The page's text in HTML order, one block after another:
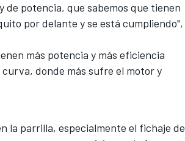
de potencia, que sabemos que tienen
por delante y se está cumpliendo",
más potencia y más eficiencia
donde más sufre el motor y
la parrilla, especialmente el fichaje de